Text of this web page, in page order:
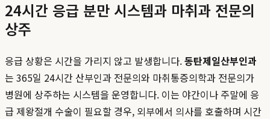
24시간 응급 분만 시스템과 마취과 전문의
상주
응급 상황은 시간을 가리지 않고 발생합니다.동탄제일산부인과
는 365일 24시간 산부인과 전문의와 마취통증의학과 전문의가
병원에 상주하는 시스템을 운영합니다. 이는 야간이나 주말에 응
급 제왕절개 수술이 필요할 경우, 외부에서 의사를 호출하며 시간